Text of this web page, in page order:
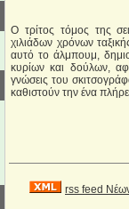
Ο τρίτος τόμος της
χιλιάδων χρόνων
αυτό το άλμπουμ,
κυρίων και δούλων,
γνώσεις του
καθιστούν την ένα
rss feed